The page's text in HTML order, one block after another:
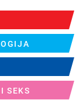
SEKS